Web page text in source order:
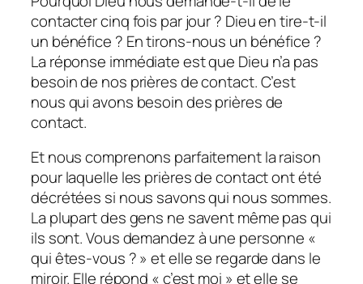
contacter cinq fois par jour ? Dieu en tire-t-il
un bénéfice ? En tirons-nous un bénéfice ?
La réponse immédiate est que Dieu n’a pas
besoin de nos prières de contact. C’est
nous qui avons besoin des prières de
contact.
Et nous comprenons parfaitement la raison
pour laquelle les prières de contact ont été
décrétées si nous savons qui nous sommes.
La plupart des gens ne savent même pas qui
ils sont. Vous demandez à une personne «
qui êtes-vous ? » et elle se regarde dans le
miroir. Elle répond « c’est moi » et elle se